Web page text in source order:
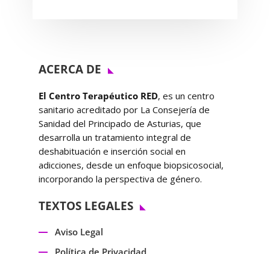
ACERCA DE
El Centro Terapéutico RED, es un centro
sanitario acreditado por La Consejería de
Sanidad del Principado de Asturias, que
desarrolla un tratamiento integral de
deshabituación e inserción social en
adicciones, desde un enfoque biopsicosocial,
incorporando la perspectiva de género.
TEXTOS LEGALES
Aviso Legal
Política de Privacidad